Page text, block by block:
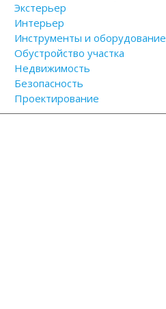
Экстерьер
Интерьер
Инструменты и оборудование
Обустройство участка
Недвижимость
Безопасность
Проектирование